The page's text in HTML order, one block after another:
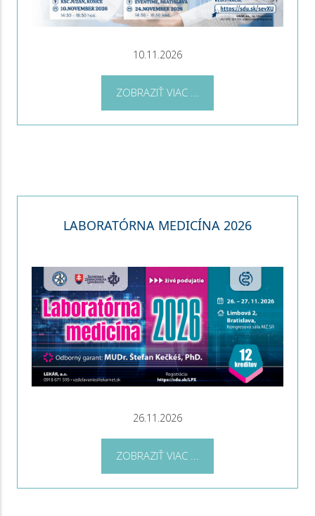
10.11.2026
ZOBRAZIŤ VIAC ...
LABORATÓRNA MEDICÍNA 2026
26.11.2026
ZOBRAZIŤ VIAC ...